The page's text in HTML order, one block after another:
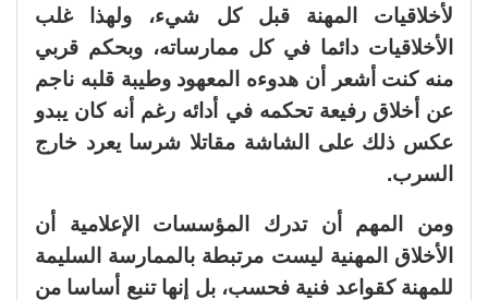
لأخلاقيات المهنة قبل كل شيء، ولهذا غلب
الأخلاقيات دائما في كل ممارساته، وبحكم قربي
منه كنت أشعر أن هدوءه المعهود وطيبة قلبه ناجم
عن أخلاق رفيعة تحكمه في أدائه رغم أنه كان يبدو
عكس ذلك على الشاشة مقاتلا شرسا يعرد خارج
السرب.
ومن المهم أن تدرك المؤسسات الإعلامية أن
الأخلاق المهنية ليست مرتبطة بالممارسة السليمة
للمهنة كقواعد فنية فحسب، بل إنها تنبع أساسا من